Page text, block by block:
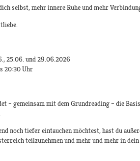
selbst, mehr innere Ruhe und mehr
25.06. und 29.06.2026
20:30 Uhr
– gemeinsam mit dem Grundreading – die
noch tiefer eintauchen möchtest, hast du
teilzunehmen und mehr und mehr in dein